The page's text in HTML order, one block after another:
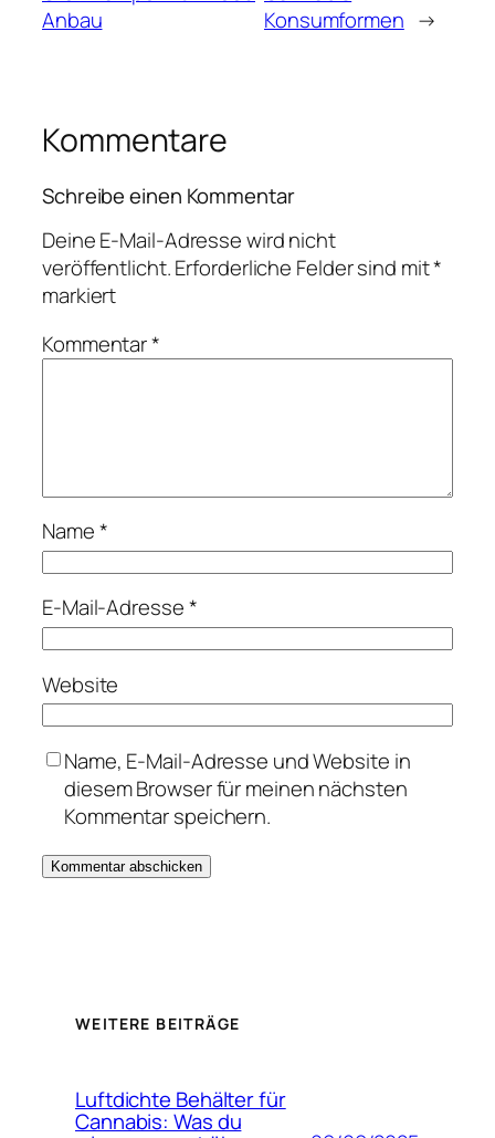
Anbau
Konsumformen →
Kommentare
Schreibe einen Kommentar
Deine E-Mail-Adresse wird nicht
veröffentlicht.Erforderliche Felder sind mit*
markiert
Kommentar*
Name*
E-Mail-Adresse*
Website
Name, E-Mail-Adresse und Website in
diesem Browser für meinen nächsten
Kommentar speichern.
WEITERE BEITRÄGE
Luftdichte Behälter für
Cannabis: Was du